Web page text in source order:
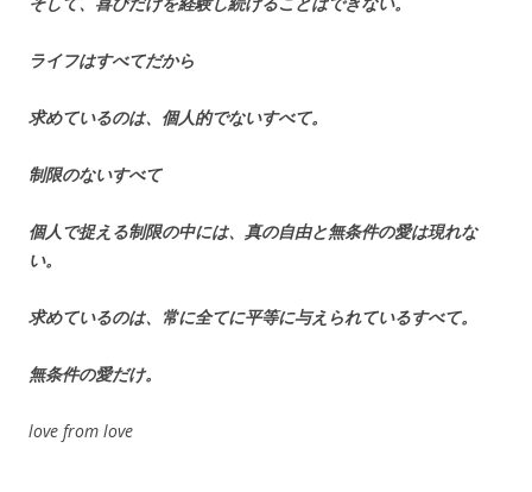
ライフはすべてだから
求めているのは、個人的でないすべて。
制限のないすべて
個人で捉える制限の中には、真の自由と無条件の愛は現れな
い。
求めているのは、常に全てに平等に与えられているすべて。
無条件の愛だけ。
love from love